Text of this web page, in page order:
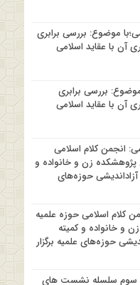
موضوع: بررسی برابری
آن با عقاید اسلامی
بررسی برابری
آن با عقاید اسلامی
انجمن کلام اسلامی
پژوهشکده زن و خانواده و
حوزه‌های
کلام اسلامی حوزه علمیه
و خانواده و کمیته
حوزه‌های علمیه برگزار
سوم سلسله نشست های